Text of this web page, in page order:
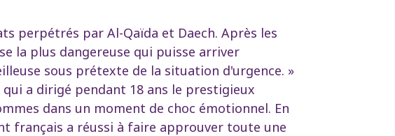
perpétrés par Al-Qaïda et Daech. Après les
la plus dangereuse qui puisse arriver
sous prétexte de la situation d'urgence. »
a dirigé pendant 18 ans le prestigieux
dans un moment de choc émotionnel. En
français a réussi à faire approuver toute une